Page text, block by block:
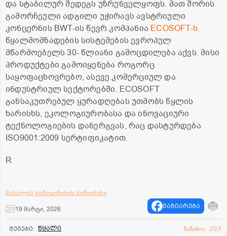
და სტაბილურ შედეგს უზრუნველყოფს. მათ შორის
გამორჩეული ადგილი უჭირავს ავსტრიული
კონცერნის BWT-ის წევრ კომპანია ECOSOFT-ს.
წყალმომზადების სისტემების ევროპულ
მწარმოებელს 30- წლიანი გამოცდილება აქვს. მისი
პროდუქტები გამოიყენება როგორც
საყოფაცხოვრებო, ასევე კომერციულ და
ინდუსტრიულ სექტორებში. ECOSOFT
განსაკუთრებულ ყურადღებას უთმობს წყლის
ხარისხს, ეკოლოგიურობასა და ინოვაციური
ტექნოლოგიების დანერგვას, რაც დასტურდება
ISO9001:2009 სერტიფიკატით.
R
მასალის გამოყენების პირობები
19 მარტი, 2026
გაზიარება
ტეგები: წყალი ნანახია: 203